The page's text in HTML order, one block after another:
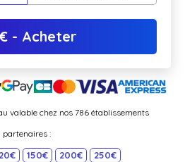
€ - Acheter
valable chez nos 786 établissements
partenaires :
150€ 200€ 250€